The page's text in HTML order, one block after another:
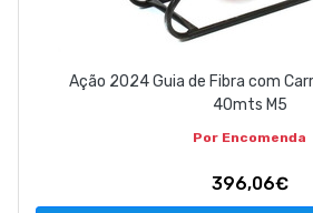
Ação 2024 Guia de Fibra com
40mts M5
Por Encomenda
396,06€